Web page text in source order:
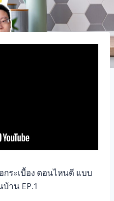
กระเบื้อง ตอนไหนดี แบบ
าน EP.1